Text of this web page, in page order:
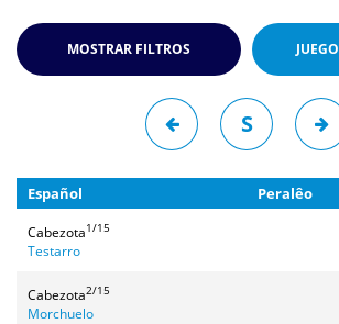
MOSTRAR FILTROS JUEGO
S
Español Peralêo
Cabezota1/15
Testarro
Cabezota2/15
Morchuelo